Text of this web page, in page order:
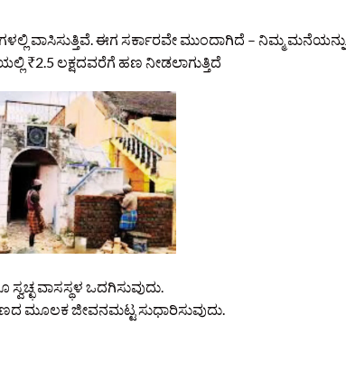
ವಾಸಿಸುತ್ತಿವೆ. ಈಗ ಸರ್ಕಾರವೇ ಮುಂದಾಗಿದೆ – ನಿಮ್ಮ ಮನೆಯನ್ನು
₹2.5 ಲಕ್ಷದವರೆಗೆ ಹಣ ನೀಡಲಾಗುತ್ತಿದೆ
ವಾಸಸ್ಥಳ ಒದಗಿಸುವುದು.
ಮೂಲಕ ಜೀವನಮಟ್ಟ ಸುಧಾರಿಸುವುದು.